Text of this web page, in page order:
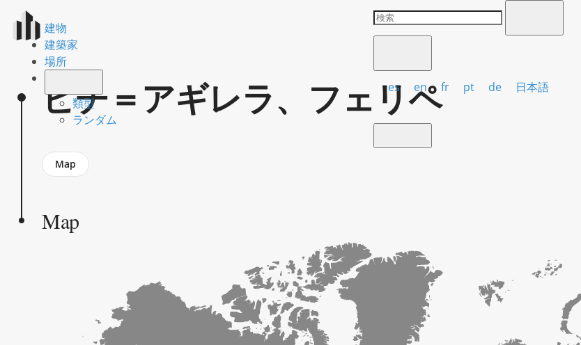
建物
建築家
場所
類型
ランダム
es en fr pt de 日本語
ピチ＝アギレラ、フェリペ
Jump
to
Map
Map